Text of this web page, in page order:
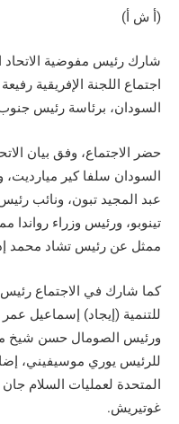
(أ ش أ)
شارك رئيس مفوضية
اجتماع اللجنة الإفريقية
السودان، برئاسة رئيس جنوب
حضر الاجتماع، وفق بيان
السودان سلفا كير ميارديت،
عبد المجيد تبون، ونائب
تينوبو، ورئيس وزراء رواندا
ممثل عن رئيس تشاد محمد
كما شارك في الاجتماع رئيس
للتنمية (إيجاد) إسماعيل عمر
ورئيس الصومال حسن شيخ
للرئيس يوري موسيفيني،
المتحدة لعمليات السلام جان
غوتيريش.